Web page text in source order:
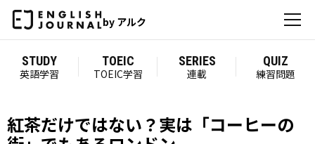
by アルク
STUDY
英語学習
TOEIC
TOEIC学習
SERIES
連載
QUIZ
練習問題
紅茶だけではない？実は「コーヒーの